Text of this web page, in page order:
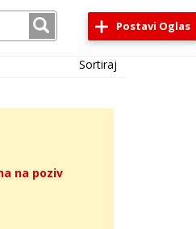
Postavi Oglas
Sortiraj
na poziv